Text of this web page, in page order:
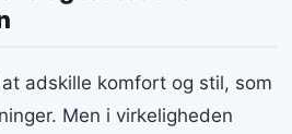
adskille komfort og stil, som
Men i virkeligheden